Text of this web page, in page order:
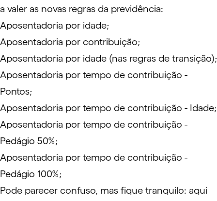
a valer as novas regras da previdência:
Aposentadoria por idade;
Aposentadoria por contribuição;
Aposentadoria por idade (nas regras de transição);
Aposentadoria por tempo de contribuição -
Pontos;
Aposentadoria por tempo de contribuição - Idade;
Aposentadoria por tempo de contribuição -
Pedágio 50%;
Aposentadoria por tempo de contribuição -
Pedágio 100%;
Pode parecer confuso, mas fique tranquilo: aqui